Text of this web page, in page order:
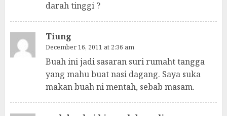
darah tinggi ?
Tiung
December 16, 2011 at 2:36 am
Buah ini jadi sasaran suri rumaht tangga
yang mahu buat nasi dagang. Saya suka
makan buah ni mentah, sebab masam.